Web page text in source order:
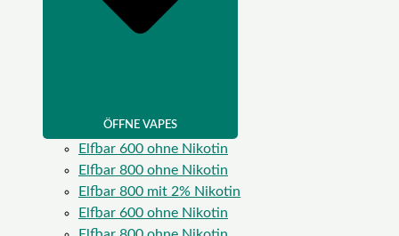
ÖFFNE VAPES
Elfbar 600 ohne Nikotin
Elfbar 800 ohne Nikotin
Elfbar 800 mit 2% Nikotin
Elfbar 600 ohne Nikotin